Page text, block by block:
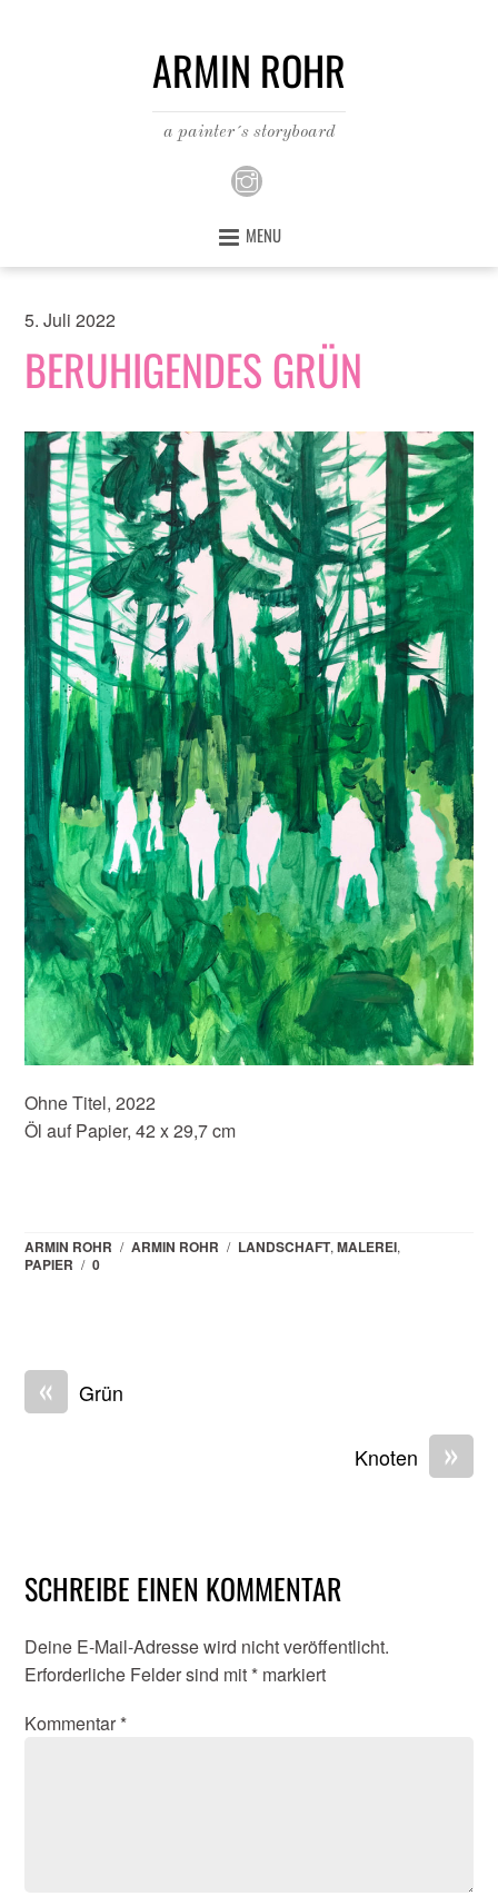
ARMIN ROHR
a painter´s storyboard
MENU
5. Juli 2022
BERUHIGENDES GRÜN
Ohne Titel, 2022
Öl auf Papier, 42 x 29,7 cm
ARMIN ROHR / ARMIN ROHR / LANDSCHAFT,MALEREI,
PAPIER / 0
« Grün
»
Knoten
SCHREIBE EINEN KOMMENTAR
Deine E-Mail-Adresse wird nicht veröffentlicht.
Erforderliche Felder sind mit * markiert
Kommentar *